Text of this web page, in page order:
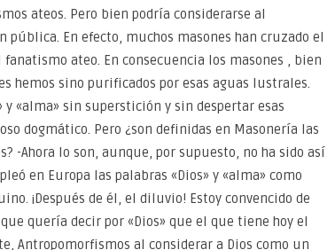
ateos. Pero bien podría considerarse al
En efecto, muchos masones han cruzado el
ateo. En consecuencia los masones , bien
hemos sino purificados por esas aguas lustrales.
«alma» sin superstición y sin despertar esas
dogmático. Pero ¿son definidas en Masonería las
-Ahora lo son, aunque, por supuesto, no ha sido así
en Europa las palabras «Dios» y «alma» como
¡Después de él, el diluvio! Estoy convencido de
quería decir por «Dios» que el que tiene hoy el
Antropomorfismos al considerar a Dios como un